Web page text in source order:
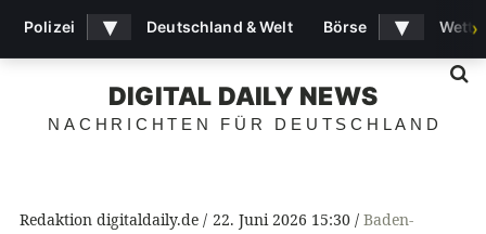
DIGITAL DAILY NEWS
NACHRICHTEN FÜR DEUTSCHLAND
Redaktion digitaldaily.de 22. Juni 2026 15:30
Baden-
Polizei ▾ Deutschland & Welt Börse ▾ ›